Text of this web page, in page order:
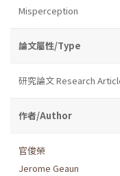
Misperception
論文屬性/Type
研究論文 Research
作者/Author
官俊榮
Jerome Geaun